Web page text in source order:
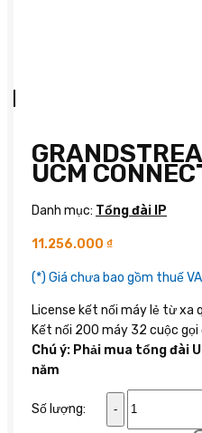
UCM
Danh mục: Tổng đài IP
11.256.000 ₫
(*) Giá chưa bao gồm thuế
License kết nối máy lẻ từ xa
Kết nối 200 máy 32 cuộc
Chú ý: Phải mua tổng đài
năm
Số lượng:
License